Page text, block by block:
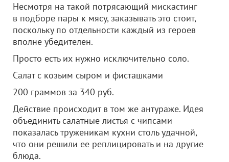
Несмотря на такой потрясающий мискастинг
в подборе пары к мясу, заказывать это стоит,
поскольку по отдельности каждый из героев
вполне убедителен.
Просто есть их нужно исключительно соло.
Салат с козьим сыром и фисташками
200 граммов за 340 руб.
Действие происходит в том же антураже. Идея
объединить салатные листья с чипсами
показалась труженикам кухни столь удачной,
что они решили ее реплицировать и на другие
блюда.